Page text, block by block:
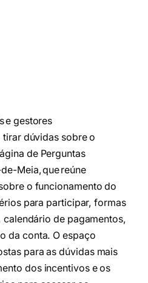
e gestores
dúvidas sobre o
de Perguntas
Meia, que reúne
o funcionamento do
para participar, formas
de pagamentos,
da conta. O espaço
para as dúvidas mais
dos incentivos e os